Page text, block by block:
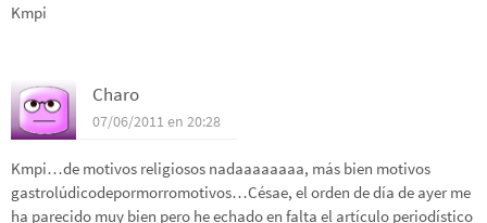
Kmpi
Charo
07/06/2011 en 20:28
Kmpi…de motivos religiosos nadaaaaaaaa, más bien motivos
gastrolúdicodepormorromotivos…Césae, el orden de día de ayer me
ha parecido muy bien pero he echado en falta el artículo periodístico